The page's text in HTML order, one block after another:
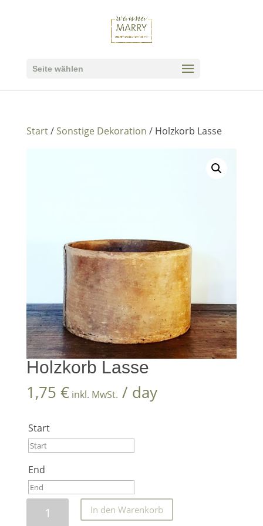
Seite wählen
Start/ Sonstige Dekoration / Holzkorb Lasse
Holzkorb Lasse
1,75 € inkl. MwSt. / day
Start
August
Mo Di Mi Do Fr
27 28 29 30 31
End
End
August 2026
Lasse
In den Warenkorb